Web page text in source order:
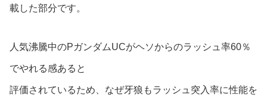
載した部分です。
人気沸騰中のPガンダムUCがヘソからのラッシュ率60％
でやれる感あると
評価されているため、なぜ牙狼もラッシュ突入率に性能を